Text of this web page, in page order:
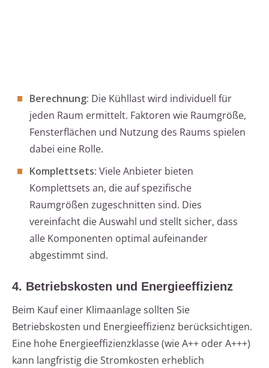
Berechnung: Die Kühllast wird individuell für
jeden Raum ermittelt. Faktoren wie Raumgröße,
Fensterflächen und Nutzung des Raums spielen
dabei eine Rolle.
Komplettsets: Viele Anbieter bieten
Komplettsets an, die auf spezifische
Raumgrößen zugeschnitten sind. Dies
vereinfacht die Auswahl und stellt sicher, dass
alle Komponenten optimal aufeinander
abgestimmt sind.
4. Betriebskosten und Energieeffizienz
Beim Kauf einer Klimaanlage sollten Sie
Betriebskosten und Energieeffizienz berücksichtigen.
Eine hohe Energieeffizienzklasse (wie A++ oder A+++)
kann langfristig die Stromkosten erheblich